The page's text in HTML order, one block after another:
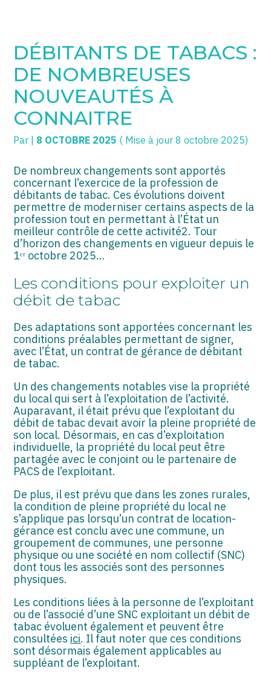
SOGECC – Noisy
SOGECC – République
SOGECC – Turbigo
COMMERÇANTS
GROUPE
SCI / LMNP
PROFESSIONS LIBÉRALES
HOLDING
PARTICULIERS
EXPATRIÉ NON RÉSIDANT
IMPATRIÉ / EXPATRIÉ
ASSOCIATIONS
START-UP
SECTEUR AUDIOVISUEL
Gérer votre quotidien
Piloter votre entreprise
Développer votre entreprise
Construire votre patrimoine
Être prêt pour la facturation
électronique
DÉBITANTS DE TABACS :
DE NOMBREUSES
NOUVEAUTÉS À
CONNAITRE
Par 8 OCTOBRE 2025 ( Mise à jour 8 octobre 2025)
De nombreux changements sont apportés
concernant l’exercice de la profession de
débitants de tabac. Ces évolutions doivent
permettre de moderniser certains aspects de la
profession tout en permettant à l’État un
meilleur contrôle de cette activité2. Tour
d’horizon des changements en vigueur depuis le
1ᵉʳ octobre 2025…
Les conditions pour exploiter un
débit de tabac
Des adaptations sont apportées concernant les
conditions préalables permettant de signer,
avec l’État, un contrat de gérance de débitant
de tabac.
Un des changements notables vise la propriété
du local qui sert à l’exploitation de l’activité.
Auparavant, il était prévu que l’exploitant du
débit de tabac devait avoir la pleine propriété de
son local. Désormais, en cas d’exploitation
individuelle, la propriété du local peut être
partagée avec le conjoint ou le partenaire de
PACS de l’exploitant.
De plus, il est prévu que dans les zones rurales,
la condition de pleine propriété du local ne
s’applique pas lorsqu’un contrat de location-
gérance est conclu avec une commune, un
groupement de communes, une personne
physique ou une société en nom collectif (SNC)
dont tous les associés sont des personnes
physiques.
Les conditions liées à la personne de l’exploitant
ou de l’associé d’une SNC exploitant un débit de
tabac évoluent également et peuvent être
consultées ici. Il faut noter que ces conditions
sont désormais également applicables au
suppléant de l’exploitant.